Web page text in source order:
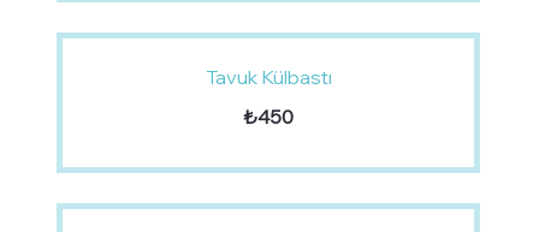
Tavuk Külbastı
₺450